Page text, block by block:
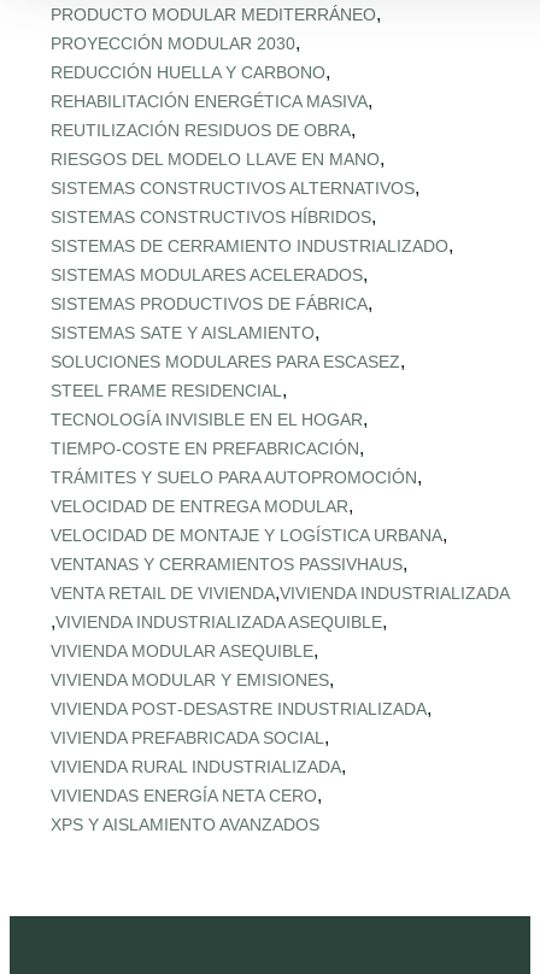
PRODUCTO MODULAR MEDITERRÁNEO,
PROYECCIÓN MODULAR 2030,
REDUCCIÓN HUELLA Y CARBONO,
REHABILITACIÓN ENERGÉTICA MASIVA,
REUTILIZACIÓN RESIDUOS DE OBRA,
RIESGOS DEL MODELO LLAVE EN MANO,
SISTEMAS CONSTRUCTIVOS ALTERNATIVOS,
SISTEMAS CONSTRUCTIVOS HÍBRIDOS,
SISTEMAS DE CERRAMIENTO INDUSTRIALIZADO,
SISTEMAS MODULARES ACELERADOS,
SISTEMAS PRODUCTIVOS DE FÁBRICA,
SISTEMAS SATE Y AISLAMIENTO,
SOLUCIONES MODULARES PARA ESCASEZ,
STEEL FRAME RESIDENCIAL ,
TECNOLOGÍA INVISIBLE EN EL HOGAR,
TIEMPO‑COSTE EN PREFABRICACIÓN,
TRÁMITES Y SUELO PARA AUTOPROMOCIÓN,
VELOCIDAD DE ENTREGA MODULAR,
VELOCIDAD DE MONTAJE Y LOGÍSTICA URBANA,
VENTANAS Y CERRAMIENTOS PASSIVHAUS,
VENTA RETAIL DE VIVIENDA,VIVIENDA INDUSTRIALIZADA
,VIVIENDA INDUSTRIALIZADA ASEQUIBLE,
VIVIENDA MODULAR ASEQUIBLE,
VIVIENDA MODULAR Y EMISIONES,
VIVIENDA POST‑DESASTRE INDUSTRIALIZADA,
VIVIENDA PREFABRICADA SOCIAL ,
VIVIENDA RURAL INDUSTRIALIZADA,
VIVIENDAS ENERGÍA NETA CERO,
XPS Y AISLAMIENTO AVANZADOS